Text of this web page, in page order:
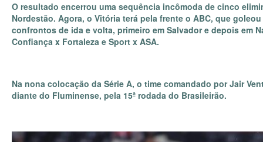
O resultado encerrou uma sequência incômoda de cinco
Nordestão. Agora, o Vitória terá pela frente o ABC, que
confrontos de ida e volta, primeiro em Salvador e depois em
Confiança x Fortaleza e Sport x ASA.
Na nona colocação da Série A, o time comandado por Jair
diante do Fluminense, pela 15ª rodada do Brasileirão.